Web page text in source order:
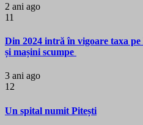
2 ani ago
11
Din 2024 intră în vigoare taxa
și mașini scumpe
3 ani ago
12
Un spital numit Pitești